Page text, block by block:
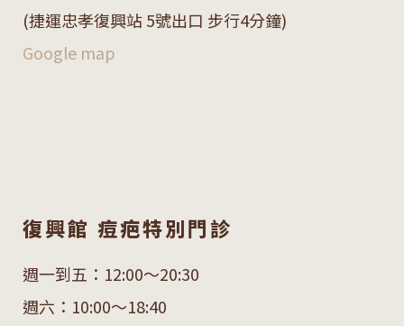
(捷運忠孝復興站 5號出口 步行4分鐘)
Google map
復興館 痘疤特別門診
週一到五：12:00～20:30
週六：10:00～18:40